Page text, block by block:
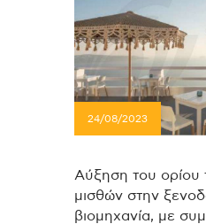
24/08/2023
Αύξηση του ορίου
μισθών στην
βιομηχανία, με